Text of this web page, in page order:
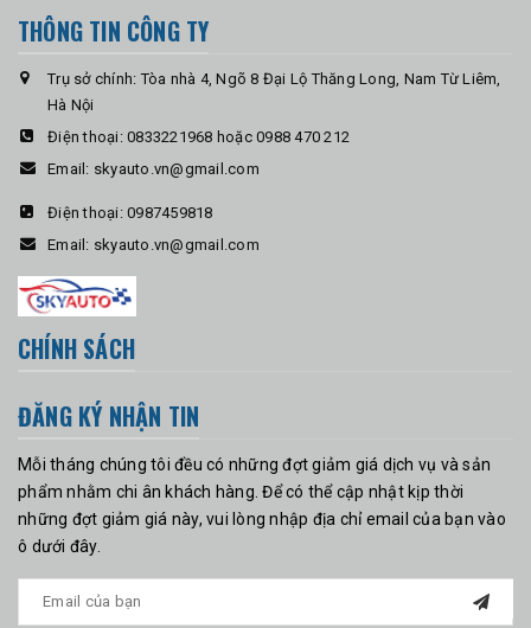
THÔNG TIN CÔNG TY
Trụ sở chính: Tòa nhà 4, Ngõ 8 Đại Lộ Thăng Long, Nam Từ Liêm,
Hà Nội
Điện thoại: 0833221968 hoặc 0988 470 212
Email: skyauto.vn@gmail.com
Điện thoại: 0987459818
Email: skyauto.vn@gmail.com
CHÍNH SÁCH
ĐĂNG KÝ NHẬN TIN
Mỗi tháng chúng tôi đều có những đợt giảm giá dịch vụ và sản
phẩm nhằm chi ân khách hàng. Để có thể cập nhật kịp thời
những đợt giảm giá này, vui lòng nhập địa chỉ email của bạn vào
ô dưới đây.